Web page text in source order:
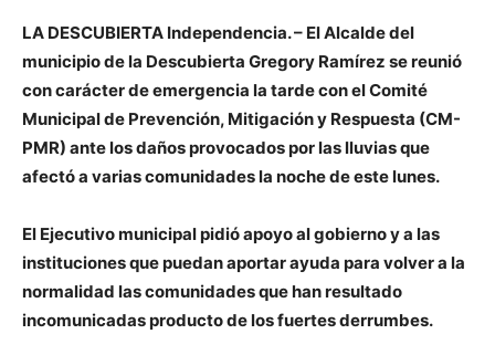
LA DESCUBIERTA Independencia. – El Alcalde del
municipio de la Descubierta Gregory Ramírez se reunió
con carácter de emergencia la tarde con elComité
Municipal de Prevención, Mitigación y Respuesta (CM-
PMR) ante los daños provocados por las lluvias que
afectó a varias comunidades la noche de este lunes.
El Ejecutivo municipal pidió apoyo al gobierno y a las
instituciones que puedan aportar ayuda para volver a la
normalidad las comunidades que han resultado
incomunicadas producto de los fuertes derrumbes.